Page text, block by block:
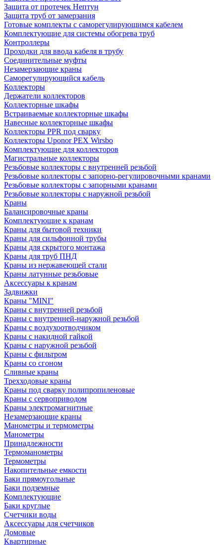
Защита от протечек Нептун
Защита труб от замерзания
Готовые комплекты с саморегулирующимся кабелем
Комплектующие для системы обогрева труб
Контроллеры
Проходки для ввода кабеля в трубу
Соединительные муфты
Незамерзающие краны
Саморегулирующийся кабель
Коллекторы
Держатели коллекторов
Коллекторные шкафы
Встраиваемые коллекторные шкафы
Навесные коллекторные шкафы
Коллекторы PPR под сварку
Коллекторы Uponor PEX Wirsbo
Комплектующие для коллекторов
Магистральные коллекторы
Резьбовые коллекторы с внутренней резьбой
Резьбовые коллекторы с запорно-регулировочными кранами
Резьбовые коллекторы с запорными кранами
Резьбовые коллекторы с наружной резьбой
Краны
Балансировочные краны
Комплектующие к кранам
Краны для бытовой техники
Краны для сильфонной трубы
Краны для скрытого монтажа
Краны для труб ПНД
Краны из нержавеющей стали
Краны латунные резьбовые
Аксессуары к кранам
Задвижки
Краны "MINI"
Краны с внутренней резьбой
Краны с внутренней-наружной резьбой
Краны с воздухоотводчиком
Краны с накидной гайкой
Краны с наружной резьбой
Краны с фильтром
Краны со сгоном
Сливные краны
Трехходовые краны
Краны под сварку полипропиленовые
Краны с сервоприводом
Краны электромагнитные
Незамерзающие краны
Манометры и термометры
Манометры
Принадлежности
Термоманометры
Термометры
Накопительные емкости
Баки прямоугольные
Баки подземные
Комплектующие
Баки круглые
Счетчики воды
Аксессуары для счетчиков
Домовые
Квартирные